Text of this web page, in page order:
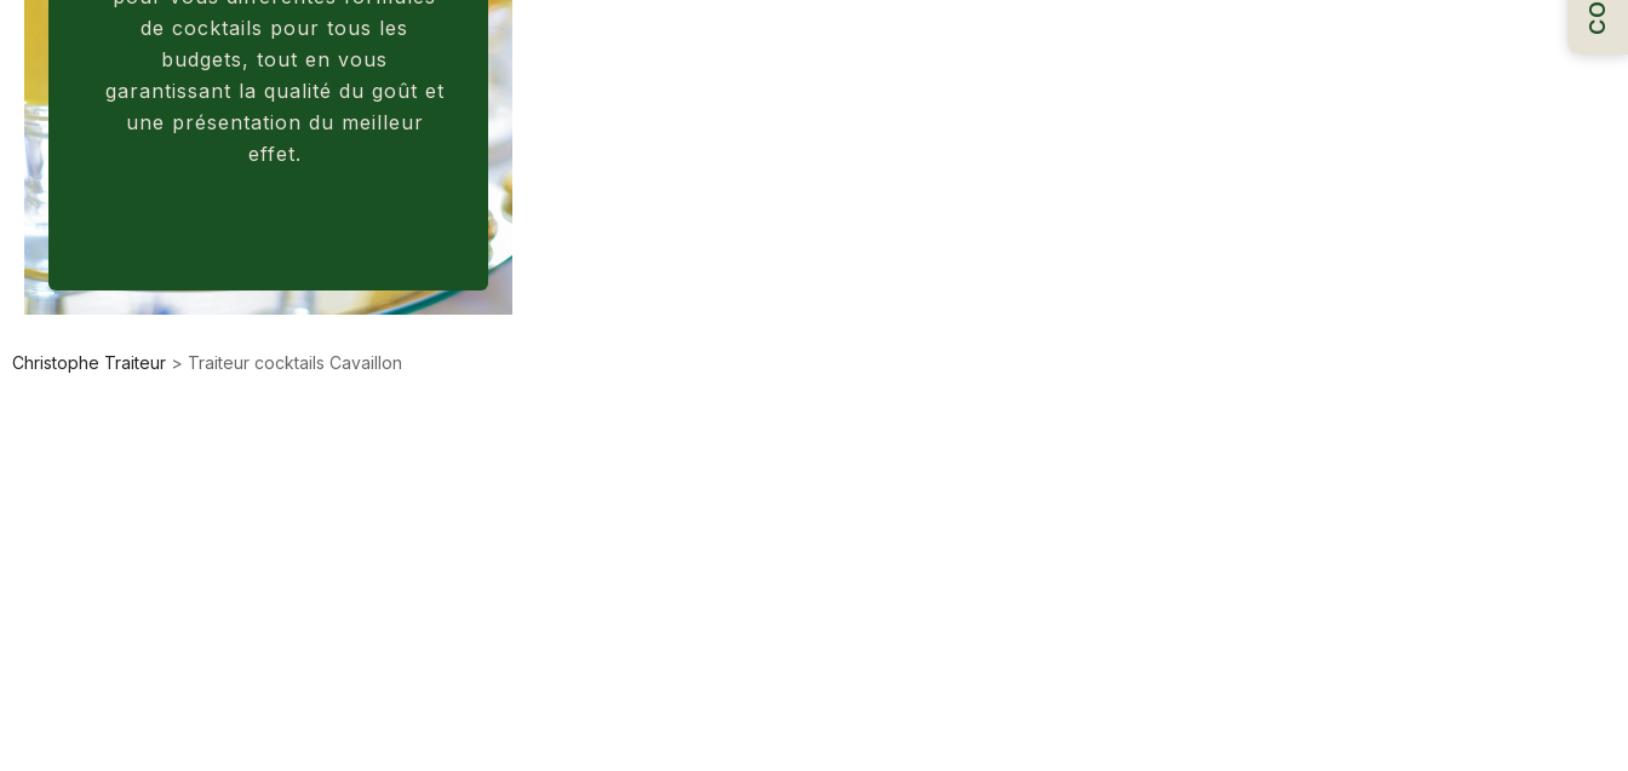
de cocktails pour tous les
budgets, tout en vous
garantissant la qualité du goût et
une présentation du meilleur
effet.
Christophe Traiteur > Traiteur cocktails Cavaillon